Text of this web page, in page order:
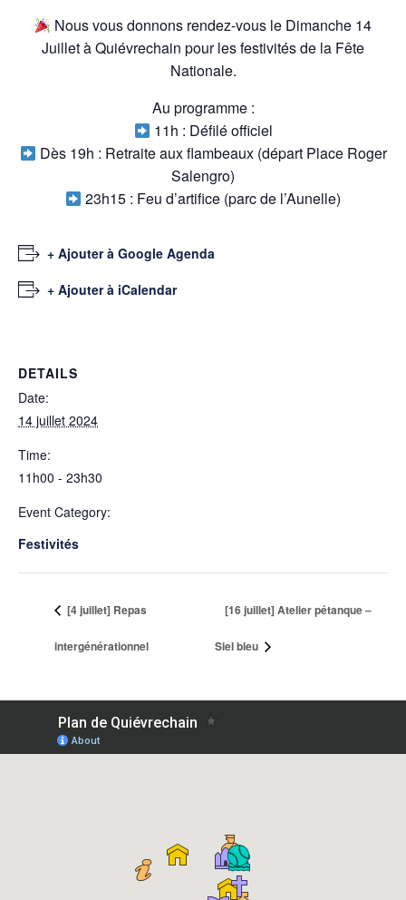
Nous vous donnons rendez-vous le Dimanche 14
Juillet à Quiévrechain pour les festivités de la Fête
Nationale.
Au programme :
11h : Défilé officiel
Dès 19h : Retraite aux flambeaux (départ Place Roger
Salengro)
23h15 : Feu d’artifice (parc de l’Aunelle)
+ Ajouter à Google Agenda
+ Ajouter à iCalendar
DETAILS
Date:
14 juillet 2024
Time:
11h00 - 23h30
Event Category:
Festivités
[4 juillet] Repas
intergénérationnel
[16 juillet] Atelier pétanque –
Siel bleu